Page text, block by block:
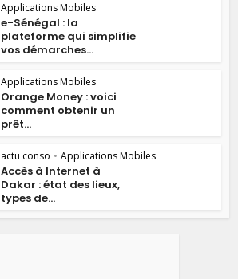
Applications Mobiles
e-Sénégal : la
plateforme qui simplifie
vos démarches...
Applications Mobiles
Orange Money : voici
comment obtenir un
prêt...
actu conso • Applications Mobiles
Accès à Internet à
Dakar : état des lieux,
types de...